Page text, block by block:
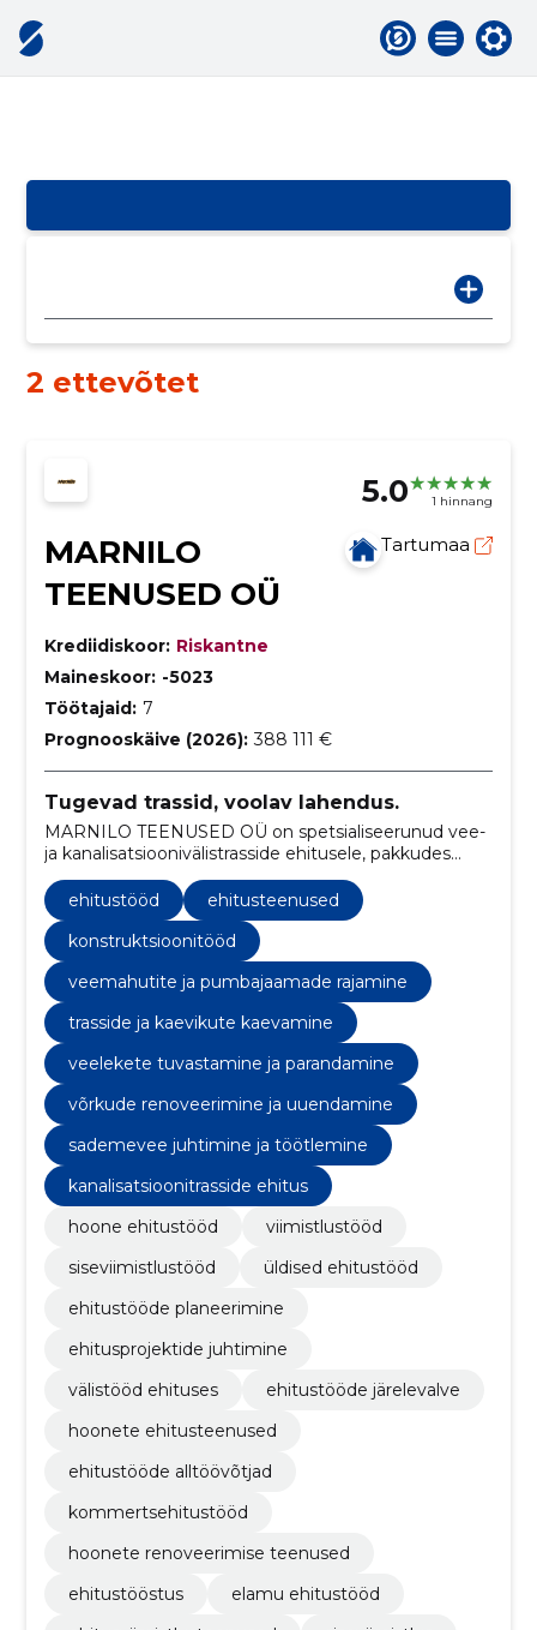
2 ettevõtet
5.0 1 hinnang
MARNILO
TEENUSED OÜ
Tartumaa
Krediidiskoor: Riskantne
Maineskoor: -5023
Töötajaid: 7
Prognooskäive (2026): 388 111 €
Tugevad trassid, voolav lahendus.
MARNILO TEENUSED OÜ on spetsialiseerunud vee-
ja kanalisatsioonivälistrasside ehitusele, pakkudes
kvaliteetseid ja vastupidavaid lahendusi kogu Eestis.
ehitustööd
ehitusteenused
konstruktsioonitööd
veemahutite ja pumbajaamade rajamine
trasside ja kaevikute kaevamine
veelekete tuvastamine ja parandamine
võrkude renoveerimine ja uuendamine
sademevee juhtimine ja töötlemine
kanalisatsioonitrasside ehitus
hoone ehitustööd
viimistlustööd
siseviimistlustööd
üldised ehitustööd
ehitustööde planeerimine
ehitusprojektide juhtimine
välistööd ehituses
ehitustööde järelevalve
hoonete ehitusteenused
ehitustööde alltöövõtjad
kommertsehitustööd
hoonete renoveerimise teenused
ehitustööstus
elamu ehitustööd